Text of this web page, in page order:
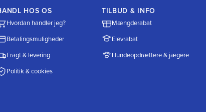
HOS OS
Hvordan handler jeg?
Betalingsmuligheder
Fragt & levering
Politik & cookies
TILBUD & INFO
Mængderabat
Elevrabat
Hundeopdrættere & jægere